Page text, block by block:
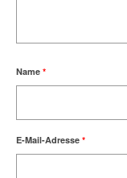
Name *
E-Mail-Adresse *